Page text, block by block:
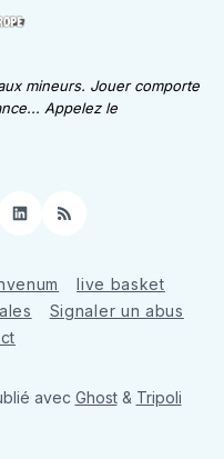
mineurs. Jouer comporte
Appelez le
LinkedIn
RSS
live basket
Signaler un abus
avec Ghost& Tripoli